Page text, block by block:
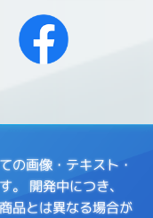
の画像・テキスト・
。 開発中につき、
品とは異なる場合が